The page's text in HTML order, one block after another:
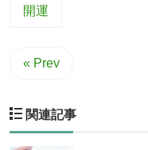
開運
« Prev
関連記事